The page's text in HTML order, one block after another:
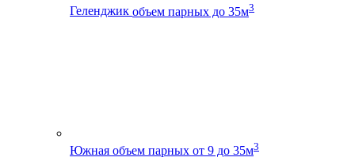
Геленджик объем парных до 35м3
Южная объем парных от 9 до 35м3